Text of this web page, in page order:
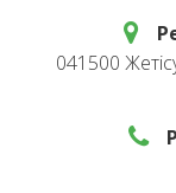
041500